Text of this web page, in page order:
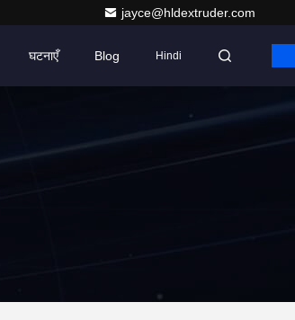
jayce@hldextruder.com
घटनाएँ Blog Hindi